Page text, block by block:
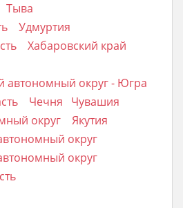
Тыва
Удмуртия
Хабаровский край
автономный округ - Югра
Чечня
Чувашия
округ
Якутия
округ
округ